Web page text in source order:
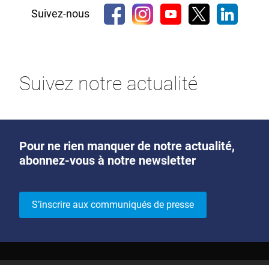
Suivez-nous
Suivez notre actualité
Pour ne rien manquer de notre actualité,
abonnez-vous à notre newsletter
S’inscrire aux communiqués de presse